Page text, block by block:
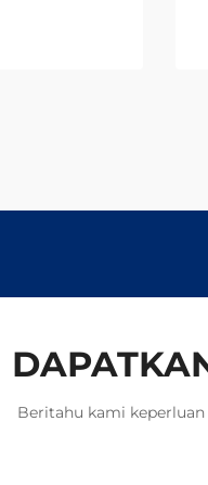
TJ-
Beritahu kami